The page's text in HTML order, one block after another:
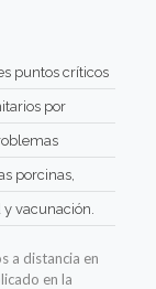
puntos críticos
por
porcinas,
vacunación.
a distancia en
en la